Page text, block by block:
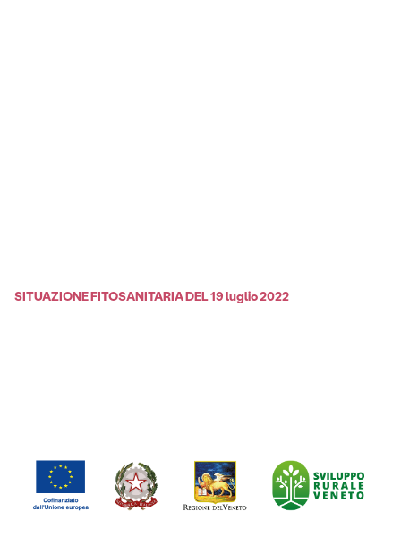
SITUAZIONE FITOSANITARIA DEL 19 luglio 2022